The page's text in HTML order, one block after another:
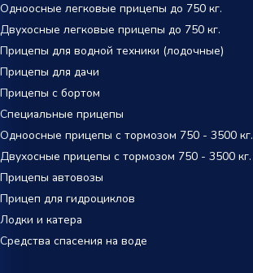
Одноосные легковые прицепы до 750 кг.
Двухосные легковые прицепы до 750 кг.
Прицепы для водной техники (лодочные)
Прицепы для дачи
Прицепы с бортом
Специальные прицепы
Одноосные прицепы с тормозом 750 - 3500 кг.
Двухосные прицепы с тормозом 750 - 3500 кг.
Прицепы автовозы
Прицеп для гидроциклов
Лодки и катера
Средства спасения на воде